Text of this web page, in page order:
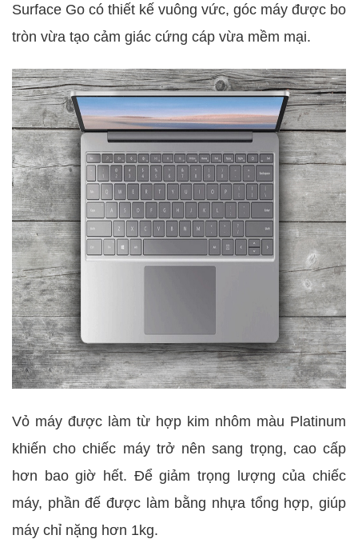
Surface Go có thiết kế vuông vức, góc máy được bo
tròn vừa tạo cảm giác cứng cáp vừa mềm mại.
Vỏ máy được làm từ hợp kim nhôm màu Platinum
khiến cho chiếc máy trở nên sang trọng, cao cấp
hơn bao giờ hết. Để giảm trọng lượng của chiếc
máy, phần đế được làm bằng nhựa tổng hợp, giúp
máy chỉ nặng hơn 1kg.